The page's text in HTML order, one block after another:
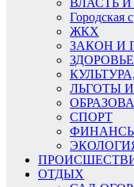
ВЛАСТЬ
Городская
ЖКХ
ЗАКОН И
ЛЬГОТЫ
СПОРТ
ОТДЫХ